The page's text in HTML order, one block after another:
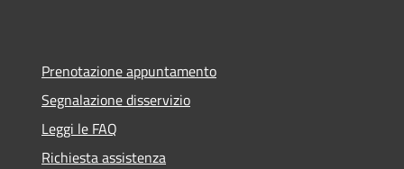
Prenotazione appuntamento
Segnalazione disservizio
Leggi le FAQ
Richiesta assistenza